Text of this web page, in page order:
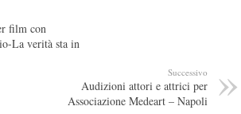
film con
La verità sta in
Successivo
Audizioni attori e attrici per
Associazione Medeart – Napoli